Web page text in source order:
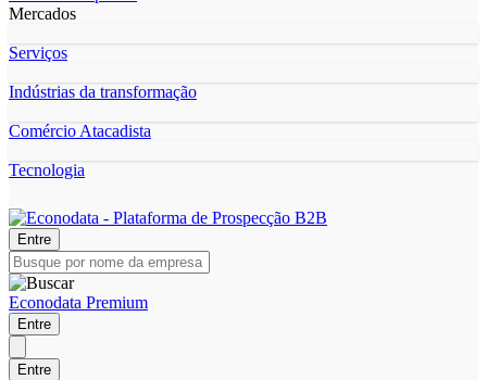
Mercados
Serviços
Indústrias da transformação
Comércio Atacadista
Tecnologia
Entre
Econodata Premium
Entre
Entre